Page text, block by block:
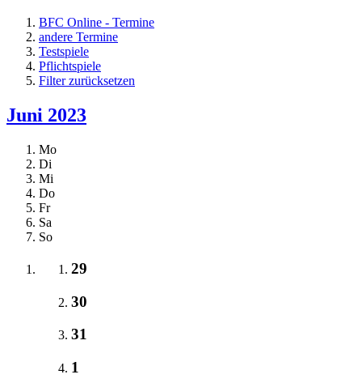
BFC Online - Termine
andere Termine
Testspiele
Pflichtspiele
Filter zurücksetzen
Juni 2023
Mo
Di
Mi
Do
Fr
Sa
So
29
30
31
1